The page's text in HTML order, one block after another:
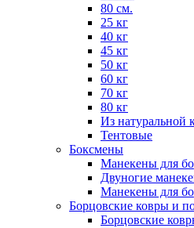
80 см.
25 кг
40 кг
45 кг
50 кг
60 кг
70 кг
80 кг
Из натуральной
Тентовые
Боксмены
Манекены для
Двуногие
Манекены для
Борцовские ковры и
Борцовские